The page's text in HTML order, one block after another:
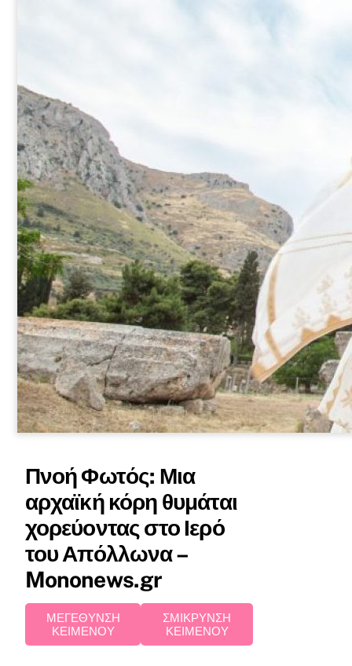
Πνοή Φωτός: Μια
αρχαϊκή κόρη θυμάται
χορεύοντας στο Ιερό
του Απόλλωνα –
Mononews.gr
ΜΕΓΕΘΥΝΣΗ
ΚΕΙΜΕΝΟΥ
ΣΜΙΚΡΥΝΣΗ
ΚΕΙΜΕΝΟΥ